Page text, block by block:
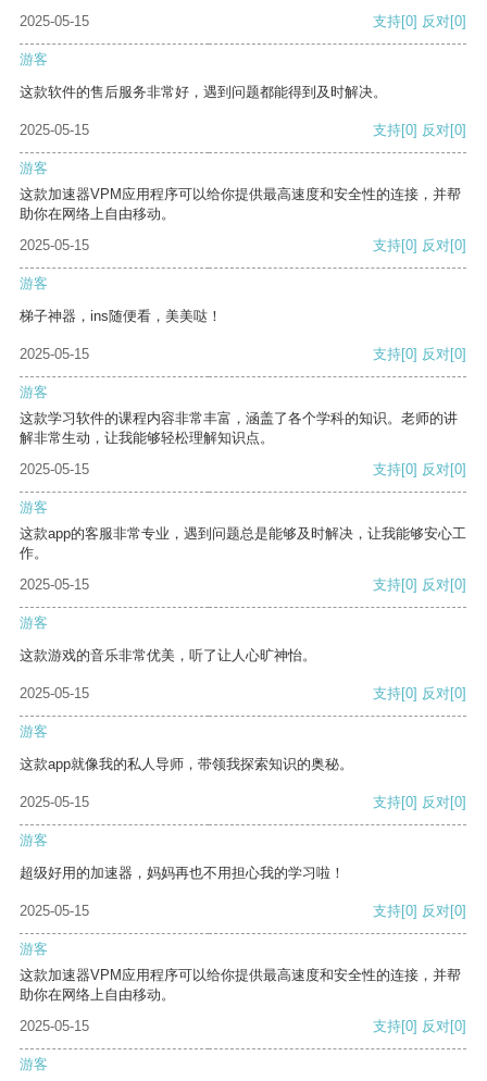
2025-05-15
支持[0] 反对[0]
游客
这款软件的售后服务非常好，遇到问题都能得到及时解决。
2025-05-15 支持[0] 反对[0]
游客
这款加速器VPM应用程序可以给你提供最高速度和安全性的连接，并帮
助你在网络上自由移动。
2025-05-15
支持[0] 反对[0]
游客
梯子神器，ins随便看，美美哒！
2025-05-15 支持[0] 反对[0]
游客
这款学习软件的课程内容非常丰富，涵盖了各个学科的知识。老师的讲
解非常生动，让我能够轻松理解知识点。
2025-05-15
支持[0] 反对[0]
游客
这款app的客服非常专业，遇到问题总是能够及时解决，让我能够安心工
作。
2025-05-15
支持[0] 反对[0]
游客
这款游戏的音乐非常优美，听了让人心旷神怡。
2025-05-15 支持[0] 反对[0]
游客
这款app就像我的私人导师，带领我探索知识的奥秘。
2025-05-15 支持[0] 反对[0]
游客
超级好用的加速器，妈妈再也不用担心我的学习啦！
2025-05-15 支持[0] 反对[0]
游客
这款加速器VPM应用程序可以给你提供最高速度和安全性的连接，并帮
助你在网络上自由移动。
2025-05-15
支持[0] 反对[0]
游客